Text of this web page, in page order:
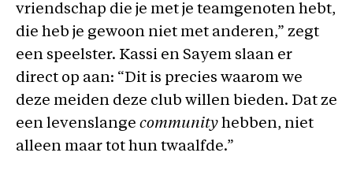
vriendschap die je met je teamgenoten hebt,
die heb je gewoon niet met anderen,” zegt
een speelster. Kassi en Sayem slaan er
direct op aan: “Dit is precies waarom we
deze meiden deze club willen bieden. Dat ze
een levenslange community hebben, niet
alleen maar tot hun twaalfde.”